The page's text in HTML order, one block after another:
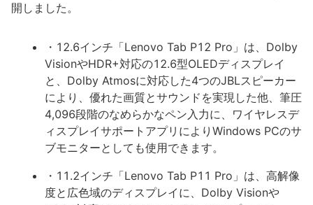
開しました。
・12.6インチ「Lenovo Tab P12 Pro」は、Dolby
VisionやHDR+対応の12.6型OLEDディスプレイ
と、Dolby Atmosに対応した4つのJBLスピーカー
により、優れた画質とサウンドを実現した他、筆圧
4,096段階のなめらかなペン入力に、ワイヤレスデ
ィスプレイサポートアプリによりWindows PCのサ
ブモニターとしても使用できます。
・11.2インチ「Lenovo Tab P11 Pro」は、高解像
度と広色域のディスプレイに、Dolby Visionや